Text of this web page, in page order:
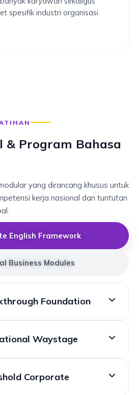
spesifik industri organisasi
& Program Bahasa
yang dirancang khusus untuk
kerja nasional dan tuntutan
English Framework
Business Modules
Foundation
Greetings & Introductions
diri dasar dalam
Waystage
Corporate